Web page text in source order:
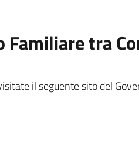
tra
il seguente sito del